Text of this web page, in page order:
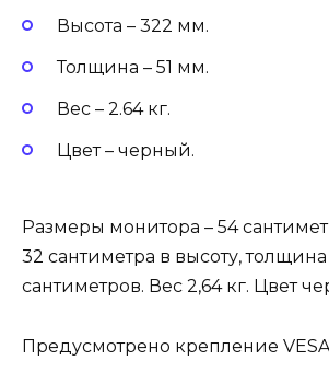
Высота – 322 мм.
Толщина – 51 мм.
Вес – 2.64 кг.
Цвет – черный.
Размеры монитора – 54
32 сантиметра в высоту, толщина
сантиметров. Вес 2,64 кг. Цвет
Предусмотрено крепление VESA